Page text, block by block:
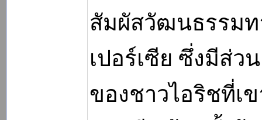
สัมผัสวัฒนธรรมท
เปอร์เซีย ซึ่งมีส่
ของชาวไอริชที่เ